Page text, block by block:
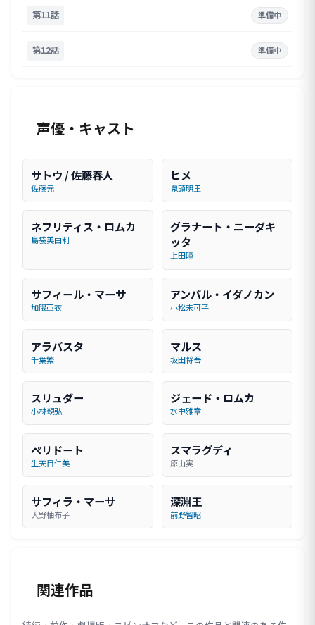
第11話 準備中
第12話 準備中
声優・キャスト
サトウ / 佐藤春人
佐藤元
ヒメ
鬼頭明里
ネフリティス・ロムカ
島袋美由利
グラナート・ニーダキ
ッタ
上田瞳
サフィール・マーサ
加隈亜衣
アンバル・イダノカン
小松未可子
アラバスタ
千葉繁
マルス
坂田将吾
スリュダー
小林親弘
ジェード・ロムカ
水中雅章
ペリドート
生天目仁美
スマラグディ
原由実
サフィラ・マーサ
大野柚布子
深淵王
前野智昭
関連作品